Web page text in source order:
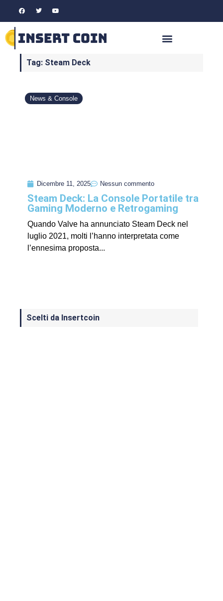
Tag: Steam Deck
News & Console
Dicembre 11, 2025 Nessun commento
Steam Deck: La Console Portatile tra
Gaming Moderno e Retrogaming
Quando Valve ha annunciato Steam Deck nel
luglio 2021, molti l’hanno interpretata come
l’ennesima proposta...
Scelti da Insertcoin